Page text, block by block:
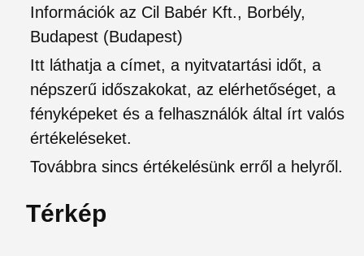
Információk az Cil Babér Kft., Borbély,
Budapest (Budapest)
Itt láthatja a címet, a nyitvatartási időt, a
népszerű időszakokat, az elérhetőséget, a
fényképeket és a felhasználók által írt valós
értékeléseket.
Továbbra sincs értékelésünk erről a helyről.
Térkép